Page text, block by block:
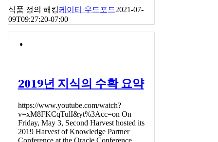
식품 정의 해킹케이티 우드포드2021-07-
09T09:27:20-07:00
2019년 지식의 수확 요약
https://www.youtube.com/watch?
v=xM8FKCqTulI&yt%3Acc=on On
Friday, May 3, Second Harvest hosted its
2019 Harvest of Knowledge Partner
Conference at the Oracle Conference